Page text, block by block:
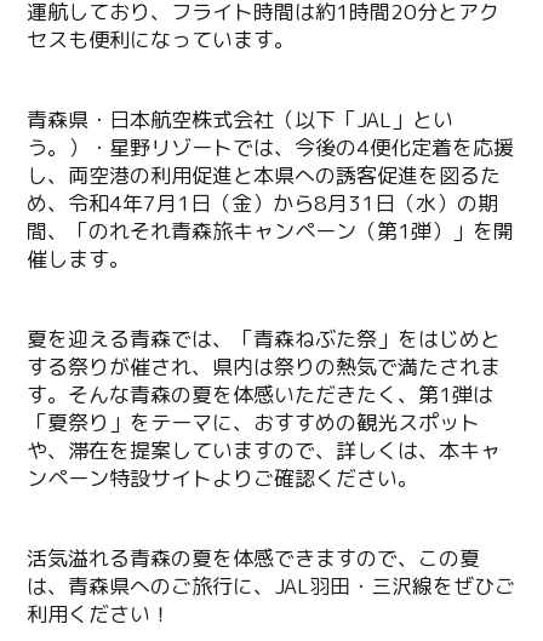
運航しており、フライト時間は約1時間20分とアク
セスも便利になっています。
青森県・日本航空株式会社（以下「JAL」とい
う。）・星野リゾートでは、今後の4便化定着を応援
し、両空港の利用促進と本県への誘客促進を図るた
め、令和4年7月1日（金）から8月31日（水）の期
間、「のれそれ青森旅キャンペーン（第1弾）」を開
催します。
夏を迎える青森では、「青森ねぶた祭」をはじめと
する祭りが催され、県内は祭りの熱気で満たされま
す。そんな青森の夏を体感いただきたく、第1弾は
「夏祭り」をテーマに、おすすめの観光スポット
や、滞在を提案していますので、詳しくは、本キャ
ンペーン特設サイトよりご確認ください。
活気溢れる青森の夏を体感できますので、この夏
は、青森県へのご旅行に、JAL羽田・三沢線をぜひご
利用ください！